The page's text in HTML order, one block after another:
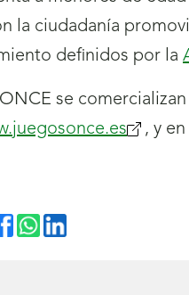
la ciudadanía
definidos por la
se
(se, y